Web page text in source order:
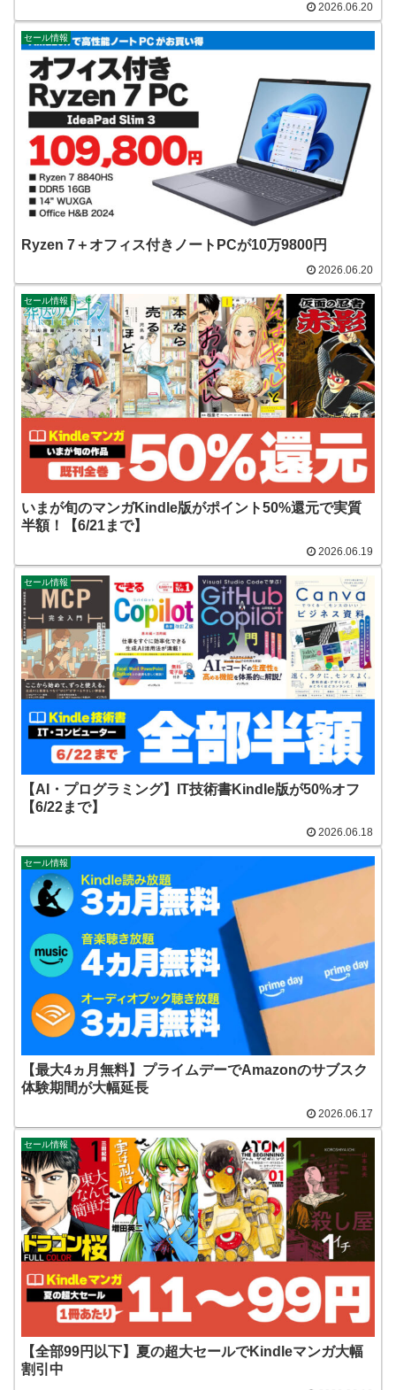
2026.06.20
セール情報
Ryzen 7＋オフィス付きノートPCが10万9800円
2026.06.20
セール情報
いまが旬のマンガKindle版がポイント50%還元で実質
半額！【6/21まで】
2026.06.19
セール情報
【AI・プログラミング】IT技術書Kindle版が50%オフ
【6/22まで】
2026.06.18
セール情報
【最大4ヵ月無料】プライムデーでAmazonのサブスク
体験期間が大幅延長
2026.06.17
セール情報
【全部99円以下】夏の超大セールでKindleマンガ大幅
割引中